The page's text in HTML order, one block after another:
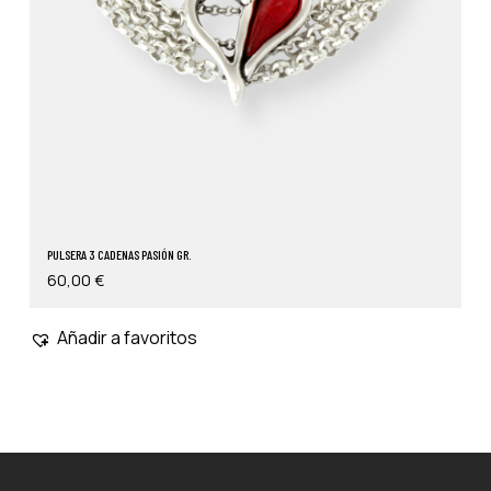
PULSERA 3 CADENAS PASIÓN GR.
60,00 €
Añadir a favoritos